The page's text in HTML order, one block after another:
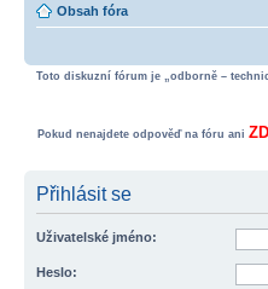
Obsah fóra
Toto diskuzní fórum je „odborně –
Pokud nenajdete odpověď na fóru ani
Přihlásit se
Uživatelské jméno:
Heslo: